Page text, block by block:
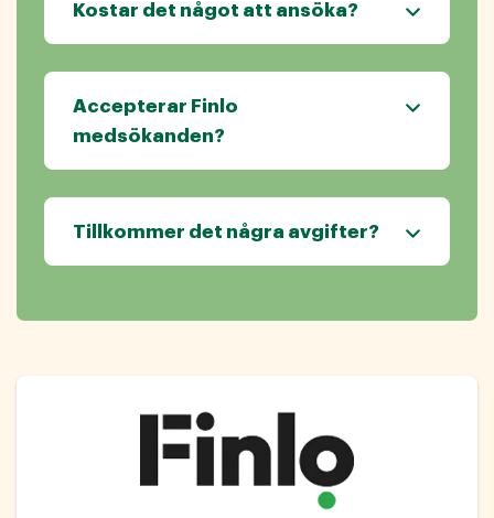
Kostar det något att ansöka?
Accepterar Finlo
medsökanden?
Tillkommer det några avgifter?